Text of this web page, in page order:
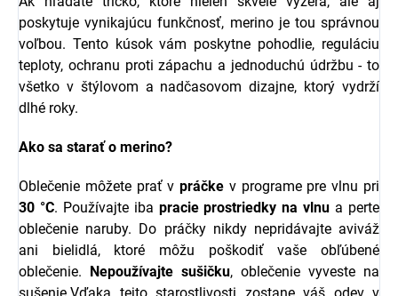
poskytuje vynikajúcu funkčnosť, merino je tou správnou
voľbou. Tento kúsok vám poskytne pohodlie, reguláciu
teploty, ochranu proti zápachu a jednoduchú údržbu - to
všetko v štýlovom a nadčasovom dizajne, ktorý vydrží
dlhé roky.
Ako sa starať o merino?
Oblečenie môžete prať vpráčke v programe pre vlnu pri
30 °C. Používajte iba pracie prostriedky na vlnu a perte
oblečenie naruby. Do práčky nikdy nepridávajte aviváž
ani bielidlá, ktoré môžu poškodiť vaše obľúbené
oblečenie. Nepoužívajte sušičku, oblečenie vyveste na